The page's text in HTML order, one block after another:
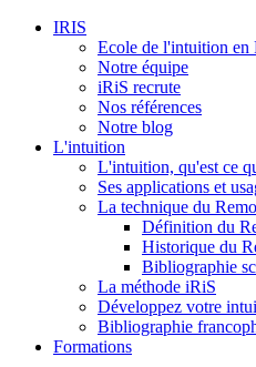
IRIS
Ecole de l'intuition en
Notre équipe
iRiS recrute
Nos références
Notre blog
L'intuition
L'intuition, qu'est ce
Ses applications et
La technique du
Définition du
Historique du
Bibliographie
La méthode iRiS
Développez votre
Bibliographie
Formations